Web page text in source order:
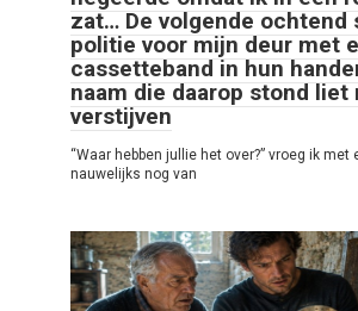
zat… De volgende ochtend
politie voor mijn deur met
cassetteband in hun
naam die daarop stond liet
verstijven
“Waar hebben jullie het over?” vroeg ik met
nauwelijks nog van